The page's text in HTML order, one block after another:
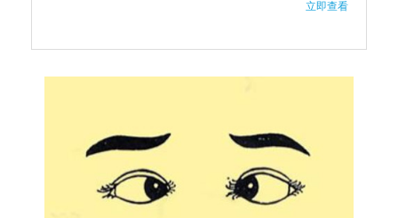
立即查看